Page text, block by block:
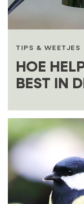
TIPS & WEETJES
HOE
BEST IN